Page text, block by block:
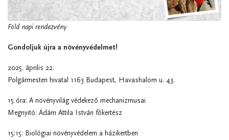
Föld napi rendezvény
Gondoljuk újra a növényvédelmet!
2025. április 22.
Polgármesteri hivatal 1163 Budapest, Havashalom u. 43.
15 óra: A növényvilág védekező mechanizmusai
Megnyitó: Ádám Attila István főkertész
15:15: Biológiai növényvédelem a házikertben